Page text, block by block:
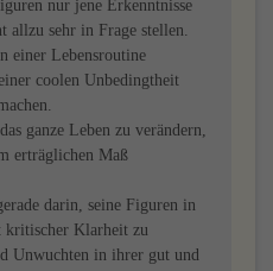
nur jene Erkenntnisse
allzu sehr in Frage stellen.
einer Lebensroutine
coolen Unbedingtheit
ganze Leben zu verändern,
erträglichen Maß
darin, seine Figuren in
kritischer Klarheit zu
Unwuchten in ihrer gut und